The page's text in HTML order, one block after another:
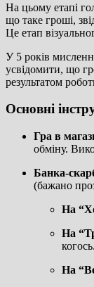
На цьому етапі
що таке гроші,
Це етап
У 5 років
усвідомити, що
результатом
Основні
Гра в
обміну.
Банка-
(бажано
На
На
когось.
На